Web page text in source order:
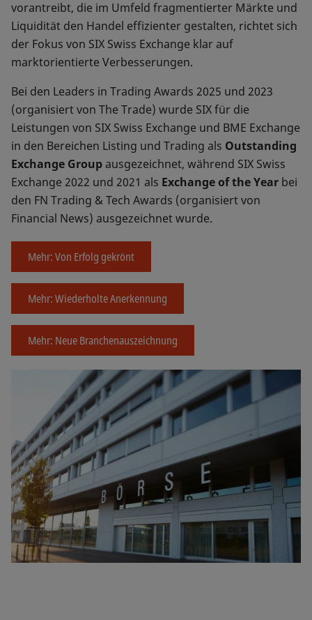
vorantreibt, die im Umfeld fragmentierter Märkte und
Liquidität den Handel effizienter gestalten, richtet sich
der Fokus von SIX Swiss Exchange klar auf
marktorientierte Verbesserungen.
Bei den Leaders in Trading Awards 2025 und 2023
(organisiert von The Trade) wurde SIX für die
Leistungen von SIX Swiss Exchange und BME Exchange
in den Bereichen Listing und Trading als Outstanding
Exchange Groupausgezeichnet, während SIX Swiss
Exchange 2022 und 2021 als Exchange of the Year bei
den FN Trading & Tech Awards (organisiert von
Financial News) ausgezeichnet wurde.
Mehr: Von Erfolg gekrönt
Mehr: Wiederholte Anerkennung
Mehr: Neue Branchenauszeichnung